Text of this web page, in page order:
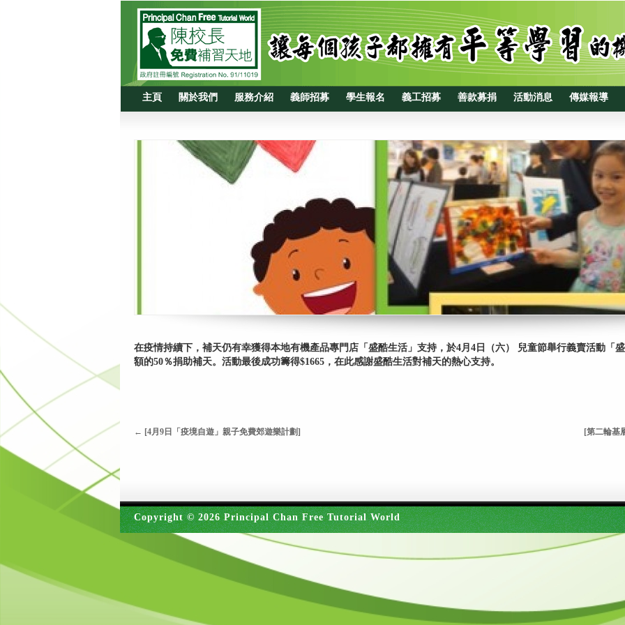
主頁 關於我們 服務介紹 義師招募 學生報名 義工招募 善款募捐 活動消息 傳媒報導
在疫情持續下，補天仍有幸獲得本地有機產品專門店「盛酷生活」支持，於4月4日（六） 兒童節舉行義賣活動「
額的50％捐助補天。活動最後成功籌得$1665，在此感謝盛酷生活對補天的熱心支持。
← [4月9日「疫境自遊」親子免費郊遊樂計劃] [第二輪基
Copyright © 2026 Principal Chan Free Tutorial World